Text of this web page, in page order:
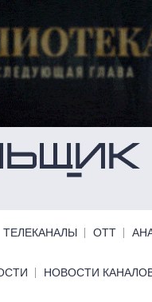
ТЕЛЕКАНАЛЫ ОТТ
НОВОСТИ